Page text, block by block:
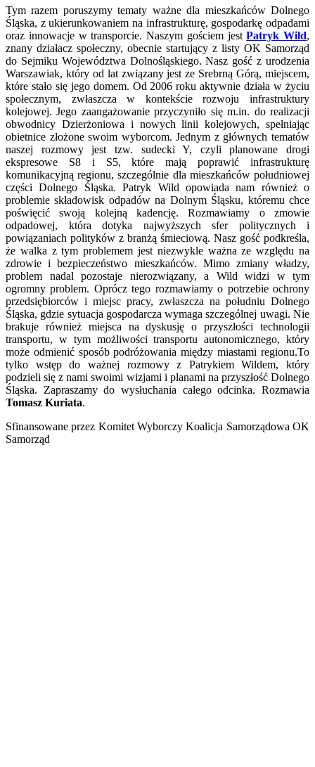
Tym razem poruszymy tematy ważne dla mieszkańców Dolnego
Śląska, z ukierunkowaniem na infrastrukturę, gospodarkę odpadami
oraz innowacje w transporcie. Naszym gościem jestPatryk Wild,
znany działacz społeczny, obecnie startujący z listy OK Samorząd
do Sejmiku Województwa Dolnośląskiego. Nasz gość z urodzenia
Warszawiak, który od lat związany jest ze Srebrną Górą, miejscem,
które stało się jego domem. Od 2006 roku aktywnie działa w życiu
społecznym, zwłaszcza w kontekście rozwoju infrastruktury
kolejowej. Jego zaangażowanie przyczyniło się m.in. do realizacji
obwodnicy Dzierżoniowa i nowych linii kolejowych, spełniając
obietnice złożone swoim wyborcom. Jednym z głównych tematów
naszej rozmowy jest tzw. sudecki Y, czyli planowane drogi
ekspresowe S8 i S5, które mają poprawić infrastrukturę
komunikacyjną regionu, szczególnie dla mieszkańców południowej
części Dolnego Śląska. Patryk Wild opowiada nam również o
problemie składowisk odpadów na Dolnym Śląsku, któremu chce
poświęcić swoją kolejną kadencję. Rozmawiamy o zmowie
odpadowej, która dotyka najwyższych sfer politycznych i
powiązaniach polityków z branżą śmieciową. Nasz gość podkreśla,
że walka z tym problemem jest niezwykle ważna ze względu na
zdrowie i bezpieczeństwo mieszkańców. Mimo zmiany władzy,
problem nadal pozostaje nierozwiązany, a Wild widzi w tym
ogromny problem. Oprócz tego rozmawiamy o potrzebie ochrony
przedsiębiorców i miejsc pracy, zwłaszcza na południu Dolnego
Śląska, gdzie sytuacja gospodarcza wymaga szczególnej uwagi. Nie
brakuje również miejsca na dyskusję o przyszłości technologii
transportu, w tym możliwości transportu autonomicznego, który
może odmienić sposób podróżowania między miastami regionu.To
tylko wstęp do ważnej rozmowy z Patrykiem Wildem, który
podzieli się z nami swoimi wizjami i planami na przyszłość Dolnego
Śląska. Zapraszamy do wysłuchania całego odcinka. Rozmawia
Tomasz Kuriata.
Sfinansowane przez Komitet Wyborczy Koalicja Samorządowa OK
Samorząd